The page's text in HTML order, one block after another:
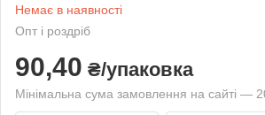
Немає в наявності
Опт і роздріб
90,40 ₴/упаковка
Мінімальна сума замовлення на сайті —